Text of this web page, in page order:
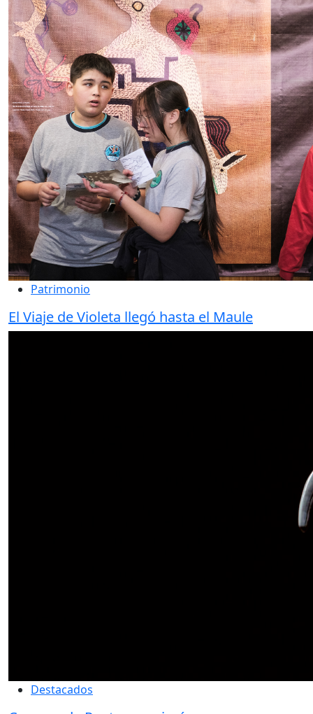
Patrimonio
El Viaje de Violeta llegó hasta el Maule
Destacados